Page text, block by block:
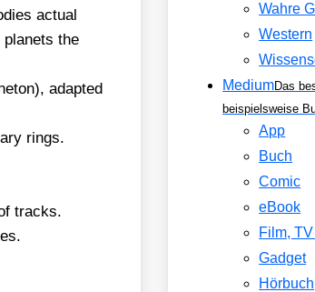
actu­al
the
adapt­ed
rings.
tracks.
Wahre
Western
MediumDas
beispielsweise
App
Buch
Comic
eBook
Film,
Gadget
Hörbuch